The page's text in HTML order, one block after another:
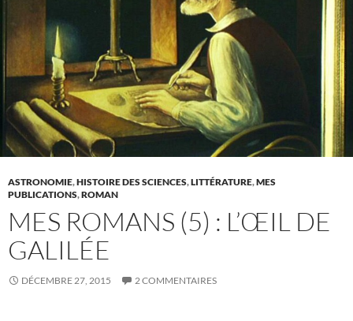
ASTRONOMIE,HISTOIRE DES SCIENCES,LITTÉRATURE,MES
PUBLICATIONS,ROMAN
MES ROMANS (5) : L’ŒIL DE
GALILÉE
DÉCEMBRE 27, 2015 2 COMMENTAIRES